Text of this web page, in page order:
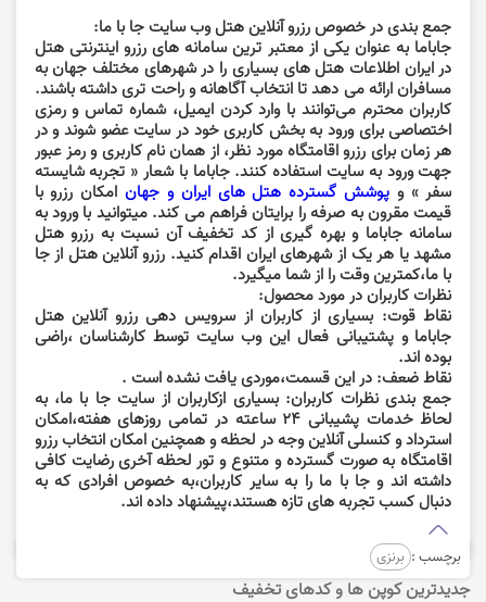
جمع بندی در خصوص رزرو آنلاین هتل وب سایت جا با ما:
جاباما به عنوان یکی از معتبر ترین سامانه های رزرو اینترنتی هتل
در ایران اطلاعات هتل های بسیاری را در شهرهای مختلف جهان به
مسافران ارائه می دهد تا انتخاب آگاهانه و راحت تری داشته باشند.
کاربران محترم می‌توانند با وارد کردن ایمیل، شماره تماس و رمزی
اختصاصی برای ورود به بخش کاربری خود در سایت عضو شوند و در
هر زمان برای رزرو اقامتگاه مورد نظر، از همان نام کاربری و رمز عبور
جهت ورود به سایت استفاده کنند. جاباما با شعار « تجربه شایسته
سفر » وپوشش گسترده هتل های ایران و جهان امکان رزرو با
قیمت مقرون به صرفه را برایتان فراهم می کند. میتوانید با ورود به
سامانه جاباما و بهره گیری از کد تخفیف آن نسبت به رزرو هتل
مشهد یا هر یک از شهرهای ایران اقدام کنید. رزرو آنلاین هتل از جا
با ما،کمترین وقت را از شما میگیرد.
نظرات کاربران در مورد محصول:
نقاط قوت: بسیاری از کاربران از سرویس دهی رزرو آنلاین هتل
جاباما و پشتیبانی فعال این وب سایت توسط کارشناسان ،راضی
بوده اند.
نقاط ضعف: در این قسمت،موردی یافت نشده است .
جمع بندی نظرات کاربران:بسیاری ازکاربران از سایت جا با ما، به
لحاظ خدمات پشیبانی 24 ساعته در تمامی روزهای هفته،امکان
استرداد و کنسلی آنلاین وجه در لحظه و همچنین امکان انتخاب رزرو
اقامتگاه به صورت گسترده و متنوع و تور لحظه آخری رضایت کافی
داشته اند و جا با ما را به سایر کاربران،به خصوص افرادی که به
دنبال کسب تجربه های تازه هستند،پیشنهاد داده اند.
برچسب : برنزی
جدیدترین کوپن ها و کدهای تخفیف